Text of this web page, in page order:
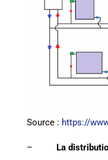
Source : https://
– La